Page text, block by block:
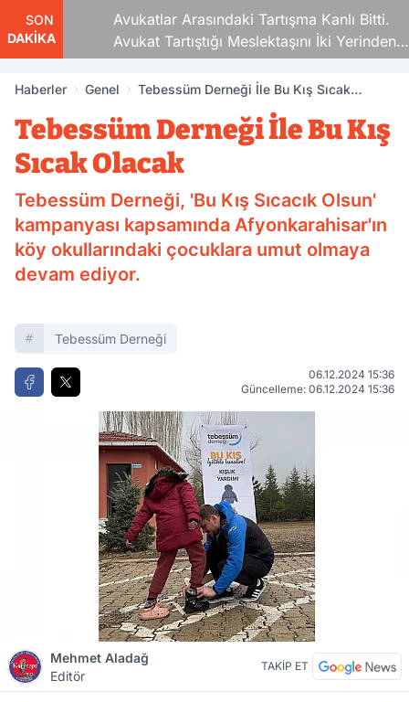
SON
DAKİKA
Avukatlar Arasındaki Tartışma Kanlı Bitti.
Avukat Tartıştığı Meslektaşını İki Yerinden
Vurdu
Haberler Genel
Tebessüm Derneği İle Bu Kış Sıcak
Tebessüm Derneği İle Bu Kış
Sıcak Olacak
Tebessüm Derneği, 'Bu Kış Sıcacık Olsun'
kampanyası kapsamında Afyonkarahisar'ın
köy okullarındaki çocuklara umut olmaya
devam ediyor.
Tebessüm Derneği
06.12.2024 15:36
Güncelleme: 06.12.2024 15:36
Mehmet Aladağ
Editör
TAKİP ET